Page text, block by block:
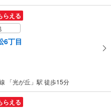
らえる
6丁目
「光が丘」駅 徒歩15分
らえる